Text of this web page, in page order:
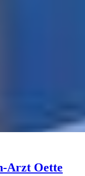
Arzt Oette